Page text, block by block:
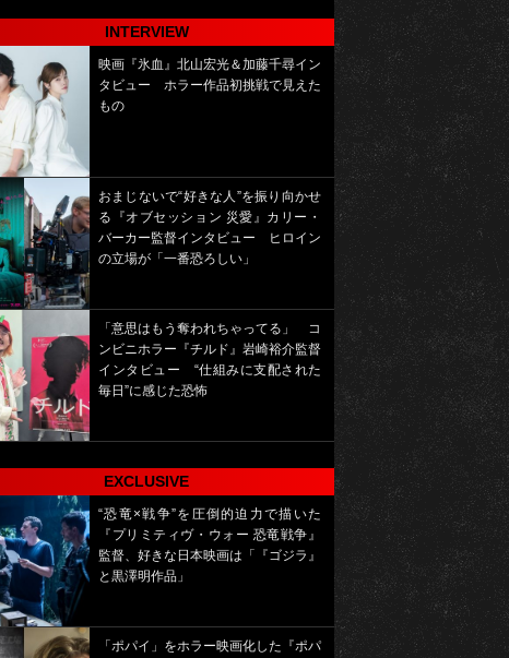
INTERVIEW
映画『氷血』北山宏光＆加藤千尋イン
タビュー ホラー作品初挑戦で見えた
もの
おまじないで“好きな人”を振り向かせ
る『オブセッション 災愛』カリー・
バーカー監督インタビュー ヒロイン
の立場が「一番恐ろしい」
「意思はもう奪われちゃってる」 コ
ンビニホラー『チルド』岩崎裕介監督
インタビュー “仕組みに支配された
毎日”に感じた恐怖
EXCLUSIVE
“恐竜×戦争”を圧倒的迫力で描いた
『プリミティヴ・ウォー 恐竜戦争』
監督、好きな日本映画は「『ゴジラ』
と黒澤明作品」
「ポパイ」をホラー映画化した『ポパ